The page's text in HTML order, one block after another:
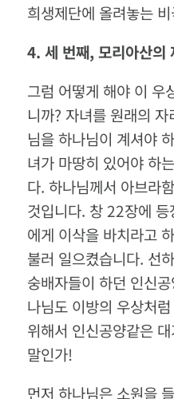
희생제단에 올려놓는
4. 세 번째, 모리아산의
그럼 어떻게 해야 이 우
니까? 자녀를 원래의
님을 하나님이 계셔야
녀가 마땅히 있어야 하
다. 하나님께서 아브라
것입니다. 창 22장에
에게 이삭을 바치라고
불러 일으켰습니다. 선
숭배자들이 하던 인신
나님도 이방의 우상처
위해서 인신공양같은
말인가!
먼저 하나님은 소원을